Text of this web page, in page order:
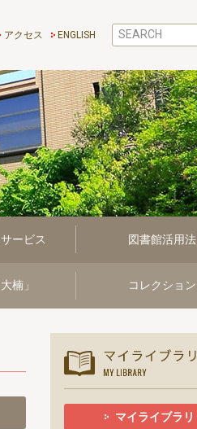
アクセス ENGLISH
ービス 図書館活用法
楠」 コレクション
マイライブラリ